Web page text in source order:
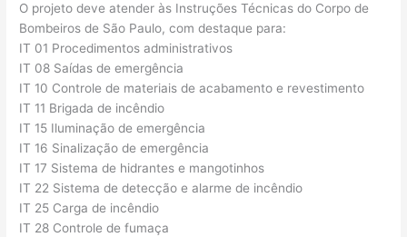
O projeto deve atender às Instruções Técnicas do Corpo de
Bombeiros de São Paulo, com destaque para:
IT 01 Procedimentos administrativos
IT 08 Saídas de emergência
IT 10 Controle de materiais de acabamento e revestimento
IT 11 Brigada de incêndio
IT 15 Iluminação de emergência
IT 16 Sinalização de emergência
IT 17 Sistema de hidrantes e mangotinhos
IT 22 Sistema de detecção e alarme de incêndio
IT 25 Carga de incêndio
IT 28 Controle de fumaça